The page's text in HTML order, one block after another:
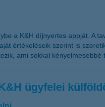
a K&H díjnyertes appját. A
értékeléseik szerint is
ami sokkal
ügyfelei